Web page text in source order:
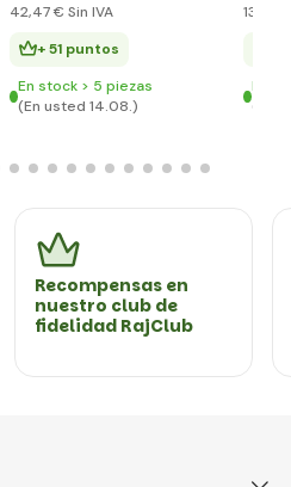
42,47 € Sin IVA
+ 51 puntos
En stock > 5 piezas
(En usted 14.08.)
13
En
(En
Recompensas en
nuestro club de
fidelidad RajClub